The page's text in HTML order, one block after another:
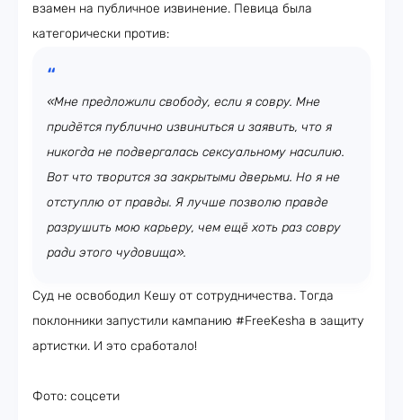
взамен на публичное извинение. Певица была
категорически против:
«Мне предложили свободу, если я совру. Мне
придётся публично извиниться и заявить, что я
никогда не подвергалась сексуальному насилию.
Вот что творится за закрытыми дверьми. Но я не
отступлю от правды. Я лучше позволю правде
разрушить мою карьеру, чем ещё хоть раз совру
ради этого чудовища».
Суд не освободил Кешу от сотрудничества. Тогда
поклонники запустили кампанию #FreeKesha в защиту
артистки. И это сработало!
Фото: соцсети